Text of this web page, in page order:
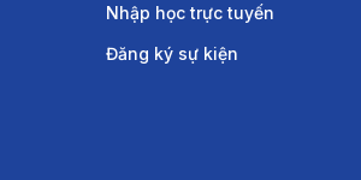
Nhập học trực tuyến
Đăng ký sự kiện